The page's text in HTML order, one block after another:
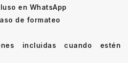
en WhatsApp
de formateo
incluidas cuando estén